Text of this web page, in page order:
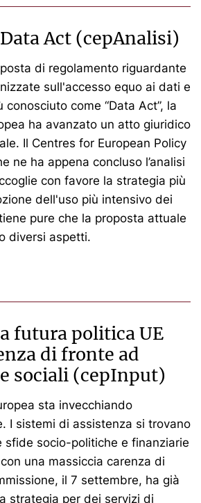
Act (cepAnalisi)
di regolamento riguardante
sull'accesso equo ai dati e
come “Data Act”, la
ha avanzato un atto giuridico
Il Centres for European Policy
ne ha appena concluso l’analisi
con favore la strategia più
dell'uso più intensivo dei
pure che la proposta attuale
diversi aspetti.
futura politica UE
di fronte ad
sociali (cepInput)
sta invecchiando
I sistemi di assistenza si trovano
sfide socio-politiche e finanziarie
una massiccia carenza di
il 7 settembre, ha già
strategia per dei servizi di